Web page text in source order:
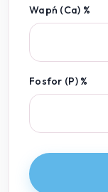
Wapń (Ca) %
Fosfor (P) %